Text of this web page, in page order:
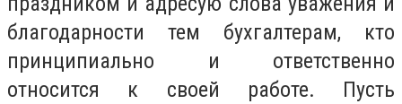
благодарности тем бухгалтерам, кто
принципиально и ответственно
относится к своей работе. Пусть